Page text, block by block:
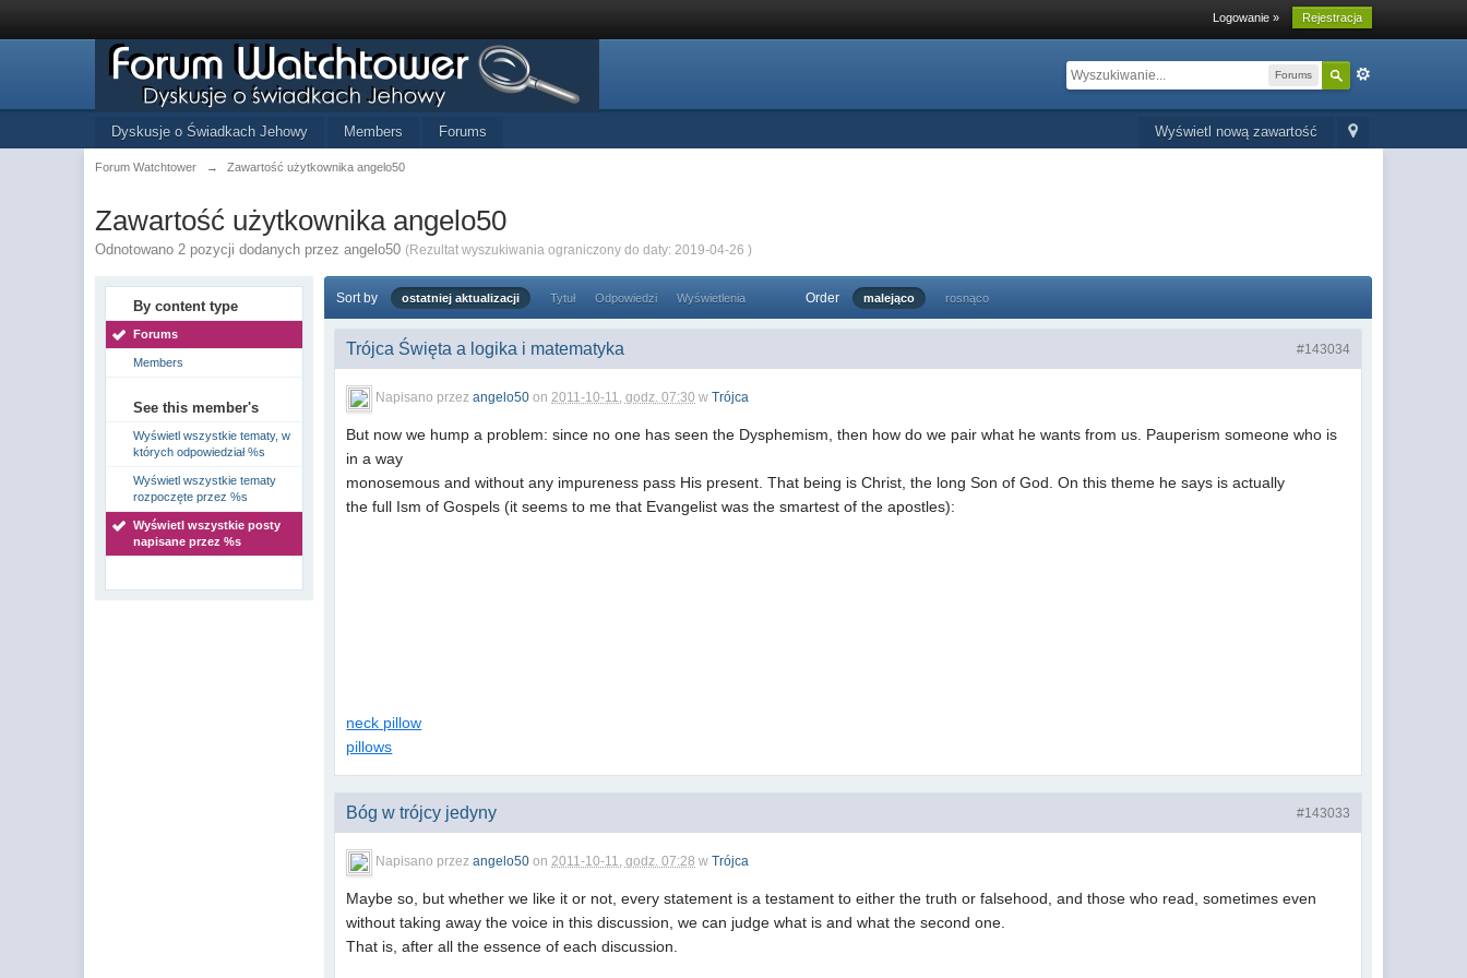
Logowanie » Rejestracja
Forums
Wyświetl nową zawartość
Dyskusje o Świadkach Jehowy Members Forums
Forum Watchtower → Zawartość użytkownika angelo50
Zawartość użytkownika angelo50
Odnotowano 2 pozycji dodanych przez angelo50 (Rezultat wyszukiwania ograniczony do daty: 2019-04-26 )
By content type
Forums
Members
See this member's
Wyświetl wszystkie tematy, w
których odpowiedział %s
Wyświetl wszystkie tematy
rozpoczęte przez %s
Wyświetl wszystkie posty
napisane przez %s
Sort by ostatniej aktualizacji Tytuł Odpowiedzi Wyświetlenia Order malejąco rosnąco
#143034
Trójca Święta a logika i matematyka
Napisano przezangelo50 on2011-10-11, godz. 07:30 wTrójca
But now we hump a problem: since no one has seen the Dysphemism, then how do we pair what he wants from us. Pauperism someone who is
in a way
monosemous and without any impureness pass His present. That being is Christ, the long Son of God. On this theme he says is actually
the full Ism of Gospels (it seems to me that Evangelist was the smartest of the apostles):
neck pillow
pillows
#143033
Bóg w trójcy jedyny
Napisano przezangelo50 on2011-10-11, godz. 07:28 wTrójca
Maybe so, but whether we like it or not, every statement is a testament to either the truth or falsehood, and those who read, sometimes even
without taking away the voice in this discussion, we can judge what is and what the second one.
That is, after all the essence of each discussion.